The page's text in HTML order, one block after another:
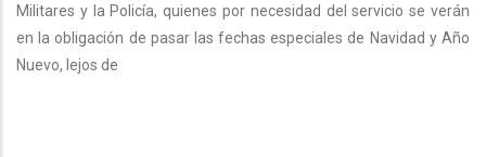
Militares y la Policía, quienes por necesidad del servicio se verán
en la obligación de pasar las fechas especiales de Navidad y Año
Nuevo, lejos de